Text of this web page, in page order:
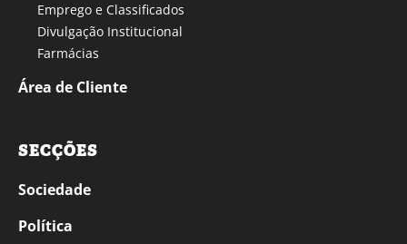
Emprego e Classificados
Divulgação Institucional
Farmácias
Área de Cliente
SECÇÕES
Sociedade
Política